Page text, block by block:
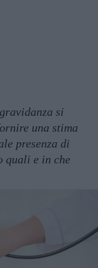
si
una stima
presenza di
quali e in che